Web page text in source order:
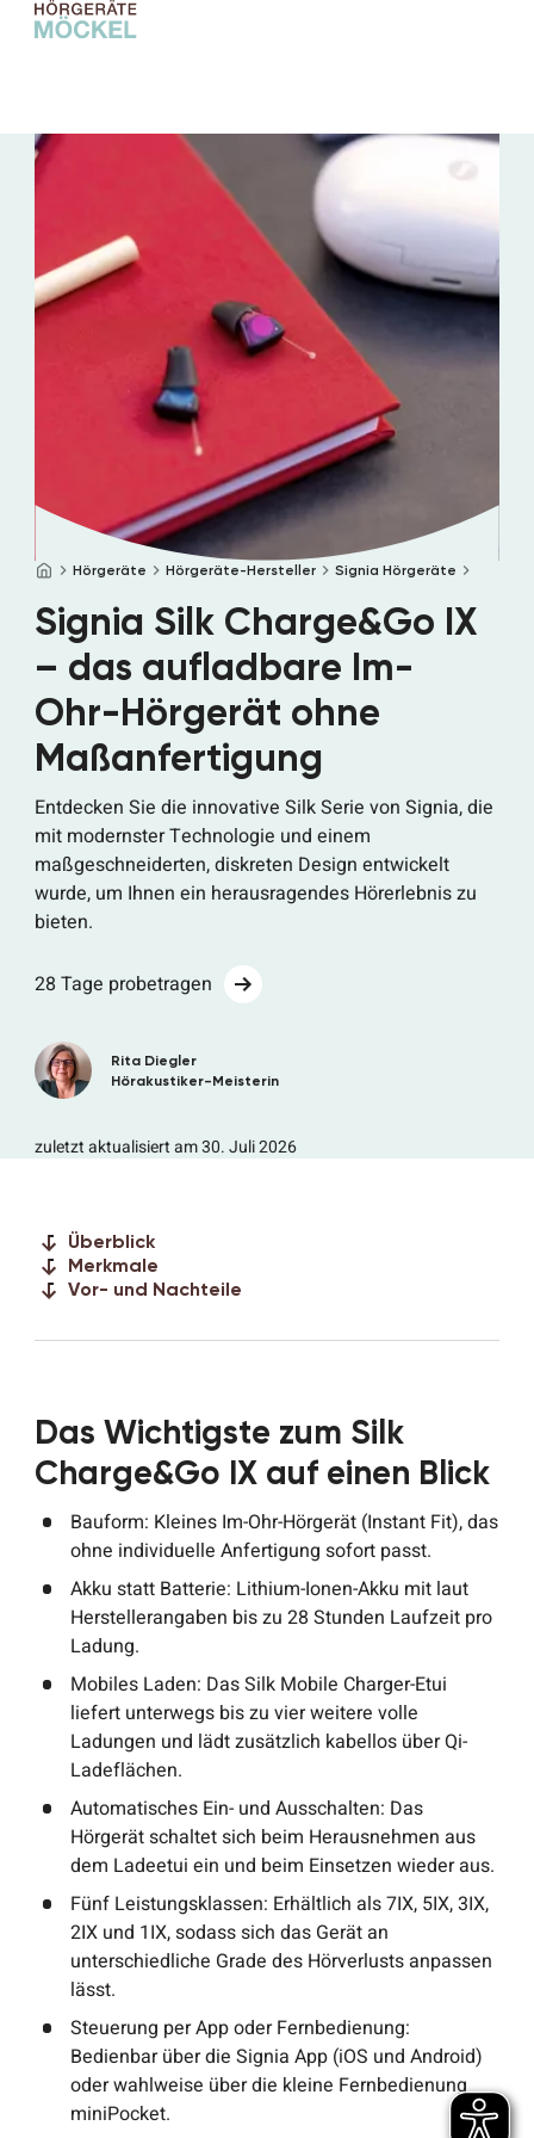
Hörgeräte
Filialen
Über uns
Online Hörtest
Termin vereinbaren
Startseite
Hörgeräte Hörgeräte-Hersteller Signia Hörgeräte
Signia Silk Charge&Go IX
– das aufladbare Im-
Ohr-Hörgerät ohne
Maßanfertigung
Entdecken Sie die innovative Silk Serie von Signia, die
mit modernster Technologie und einem
maßgeschneiderten, diskreten Design entwickelt
wurde, um Ihnen ein herausragendes Hörerlebnis zu
bieten.
28 Tage probetragen
Rita Diegler
Hörakustiker-Meisterin
zuletzt aktualisiert am 30. Juli 2026
Überblick
Merkmale
Vor- und Nachteile
Das Wichtigste zum Silk
Charge&Go IX auf einen Blick
Bauform: Kleines Im-Ohr-Hörgerät (Instant Fit), das
ohne individuelle Anfertigung sofort passt.
Akku statt Batterie: Lithium-Ionen-Akku mit laut
Herstellerangaben bis zu 28 Stunden Laufzeit pro
Ladung.
Mobiles Laden: Das Silk Mobile Charger-Etui
liefert unterwegs bis zu vier weitere volle
Ladungen und lädt zusätzlich kabellos über Qi-
Ladeflächen.
Automatisches Ein- und Ausschalten: Das
Hörgerät schaltet sich beim Herausnehmen aus
dem Ladeetui ein und beim Einsetzen wieder aus.
Fünf Leistungsklassen: Erhältlich als 7IX, 5IX, 3IX,
2IX und 1IX, sodass sich das Gerät an
unterschiedliche Grade des Hörverlusts anpassen
lässt.
Steuerung per App oder Fernbedienung:
Bedienbar über die Signia App (iOS und Android)
oder wahlweise über die kleine Fernbedienung
miniPocket.